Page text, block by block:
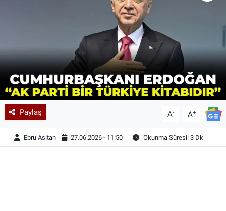
Paylaş A- A+
Ebru Asitan 27.06.2026 - 11:50 Okunma Süresi: 3 Dk